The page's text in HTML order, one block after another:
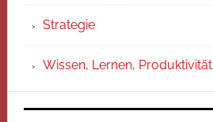
Strategie
Wissen, Lernen, Produktivität